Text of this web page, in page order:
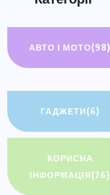
АВТО І МОТО(98)
ГАДЖЕТИ(6)
КОРИСНА
ІНФОРМАЦІЯ(76)